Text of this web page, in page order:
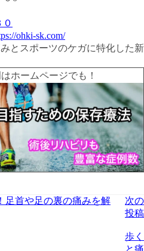
ohki-sk.com/
とスポーツのケガに特化した新
ホームページでも！
足首や足の裏の痛みを解
次の
投稿
歩く
と痛